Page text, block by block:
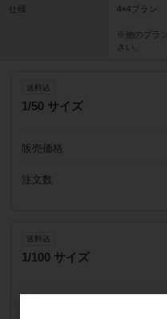
仕様 4×4プラン
※他のプラ
さい。
送料込
1/50 サイズ
販売価格
注文数
送料込
1/100 サイズ